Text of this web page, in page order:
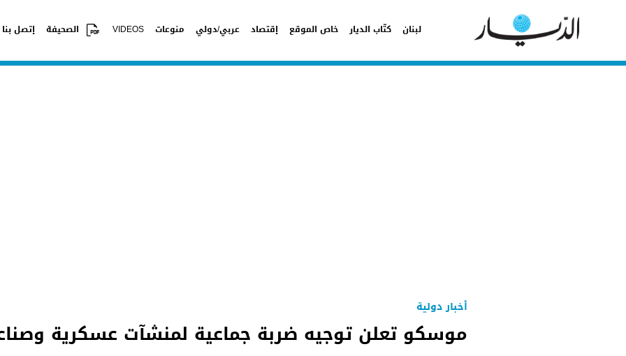
لبنان كتّاب الديار خاص الموقع إقتصاد عربي/دولي منوعات VIDEOS الصحيفة إتصل بنا
أخبار دولية
موسكو تعلن توجيه ضربة جماعية لمنشآت عسكرية